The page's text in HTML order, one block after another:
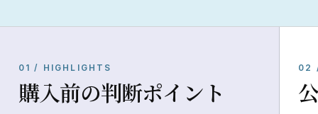
01 / HIGHLIGHTS
購入前の判断ポイント
02